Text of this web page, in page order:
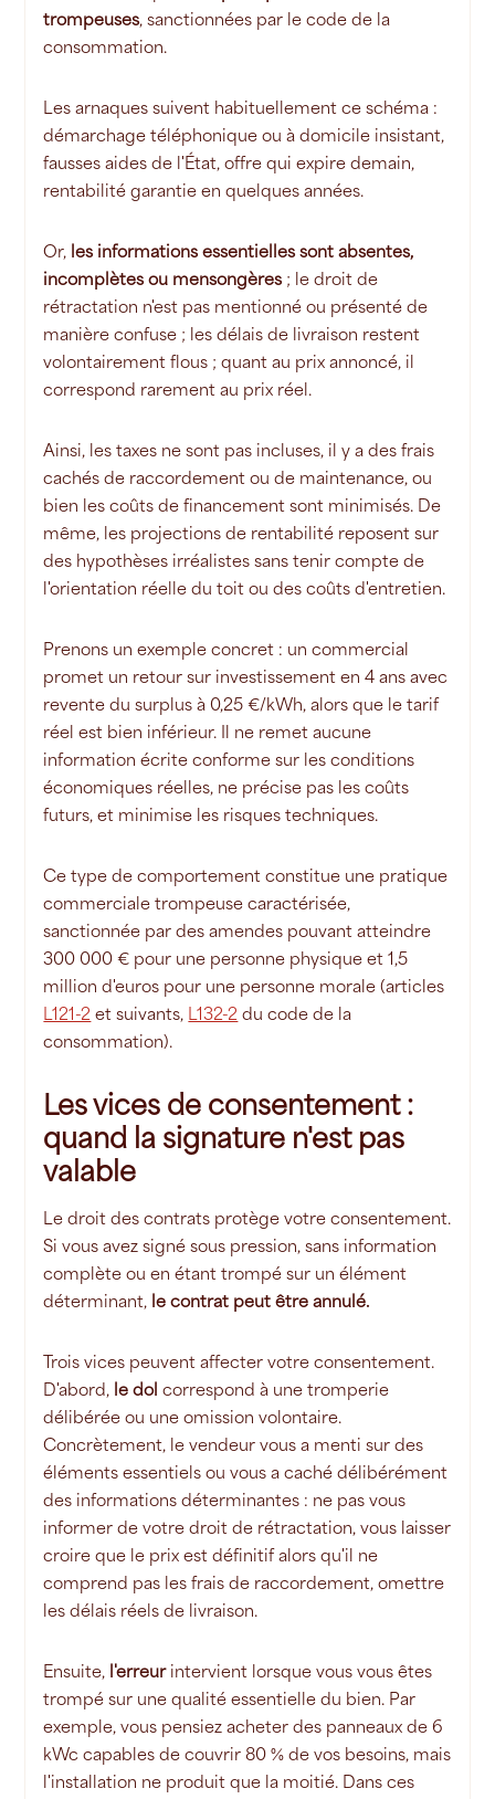
trompeuses, sanctionnées par le code de la
consommation.
Les arnaques suivent habituellement ce schéma :
démarchage téléphonique ou à domicile insistant,
fausses aides de l'État, offre qui expire demain,
rentabilité garantie en quelques années.
Or, les informations essentielles sont absentes,
incomplètes ou mensongères ; le droit de
rétractation n'est pas mentionné ou présenté de
manière confuse ; les délais de livraison restent
volontairement flous ; quant au prix annoncé, il
correspond rarement au prix réel.
Ainsi, les taxes ne sont pas incluses, il y a des frais
cachés de raccordement ou de maintenance, ou
bien les coûts de financement sont minimisés. De
même, les projections de rentabilité reposent sur
des hypothèses irréalistes sans tenir compte de
l'orientation réelle du toit ou des coûts d'entretien.
Prenons un exemple concret : un commercial
promet un retour sur investissement en 4 ans avec
revente du surplus à 0,25 €/kWh, alors que le tarif
réel est bien inférieur. Il ne remet aucune
information écrite conforme sur les conditions
économiques réelles, ne précise pas les coûts
futurs, et minimise les risques techniques.
Ce type de comportement constitue une pratique
commerciale trompeuse caractérisée,
sanctionnée par des amendes pouvant atteindre
300 000 € pour une personne physique et 1,5
million d'euros pour une personne morale (articles
L121-2 et suivants, L132-2 du code de la
consommation).
Les vices de consentement :
quand la signature n'est pas
valable
Le droit des contrats protège votre consentement.
Si vous avez signé sous pression, sans information
complète ou en étant trompé sur un élément
déterminant, le contrat peut être annulé.
Trois vices peuvent affecter votre consentement.
D'abord, le dol correspond à une tromperie
délibérée ou une omission volontaire.
Concrètement, le vendeur vous a menti sur des
éléments essentiels ou vous a caché délibérément
des informations déterminantes : ne pas vous
informer de votre droit de rétractation, vous laisser
croire que le prix est définitif alors qu'il ne
comprend pas les frais de raccordement, omettre
les délais réels de livraison.
Ensuite, l'erreurintervient lorsque vous vous êtes
trompé sur une qualité essentielle du bien. Par
exemple, vous pensiez acheter des panneaux de 6
kWc capables de couvrir 80 % de vos besoins, mais
l'installation ne produit que la moitié. Dans ces